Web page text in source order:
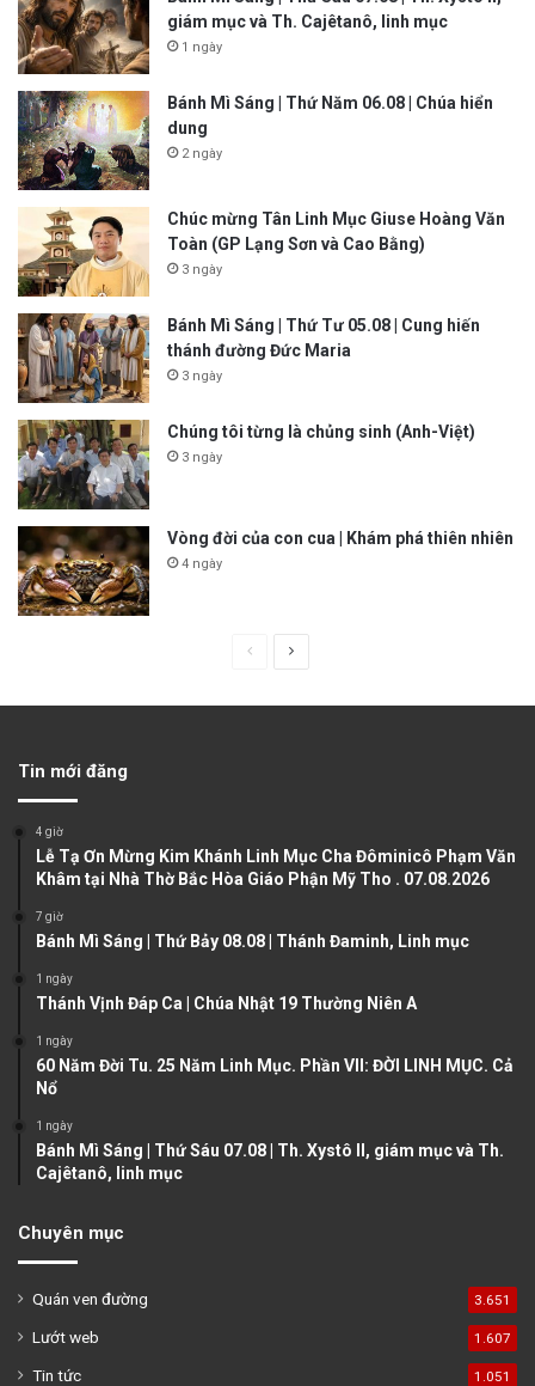
giám mục và Th. Cajêtanô, linh mục
1 ngày
Bánh Mì Sáng | Thứ Năm 06.08 | Chúa hiển
dung
2 ngày
Chúc mừng Tân Linh Mục Giuse Hoàng Văn
Toàn (GP Lạng Sơn và Cao Bằng)
3 ngày
Bánh Mì Sáng | Thứ Tư 05.08 | Cung hiến
thánh đường Đức Maria
3 ngày
Chúng tôi từng là chủng sinh (Anh-Việt)
3 ngày
Vòng đời của con cua | Khám phá thiên nhiên
4 ngày
u
s
g
e
Tin mới đăng
4 giờ
Lễ Tạ Ơn Mừng Kim Khánh Linh Mục Cha Đôminicô Phạm Văn
Khâm tại Nhà Thờ Bắc Hòa Giáo Phận Mỹ Tho . 07.08.2026
7 giờ
Bánh Mì Sáng | Thứ Bảy 08.08 | Thánh Đaminh, Linh mục
1 ngày
Thánh Vịnh Đáp Ca | Chúa Nhật 19 Thường Niên A
1 ngày
60 Năm Đời Tu. 25 Năm Linh Mục. Phần VII: ĐỜI LINH MỤC. Cả
Nổ
1 ngày
Bánh Mì Sáng | Thứ Sáu 07.08 | Th. Xystô II, giám mục và Th.
Cajêtanô, linh mục
Chuyên mục
Quán ven đường 3.651
Lướt web 1.607
Tin tức 1.051